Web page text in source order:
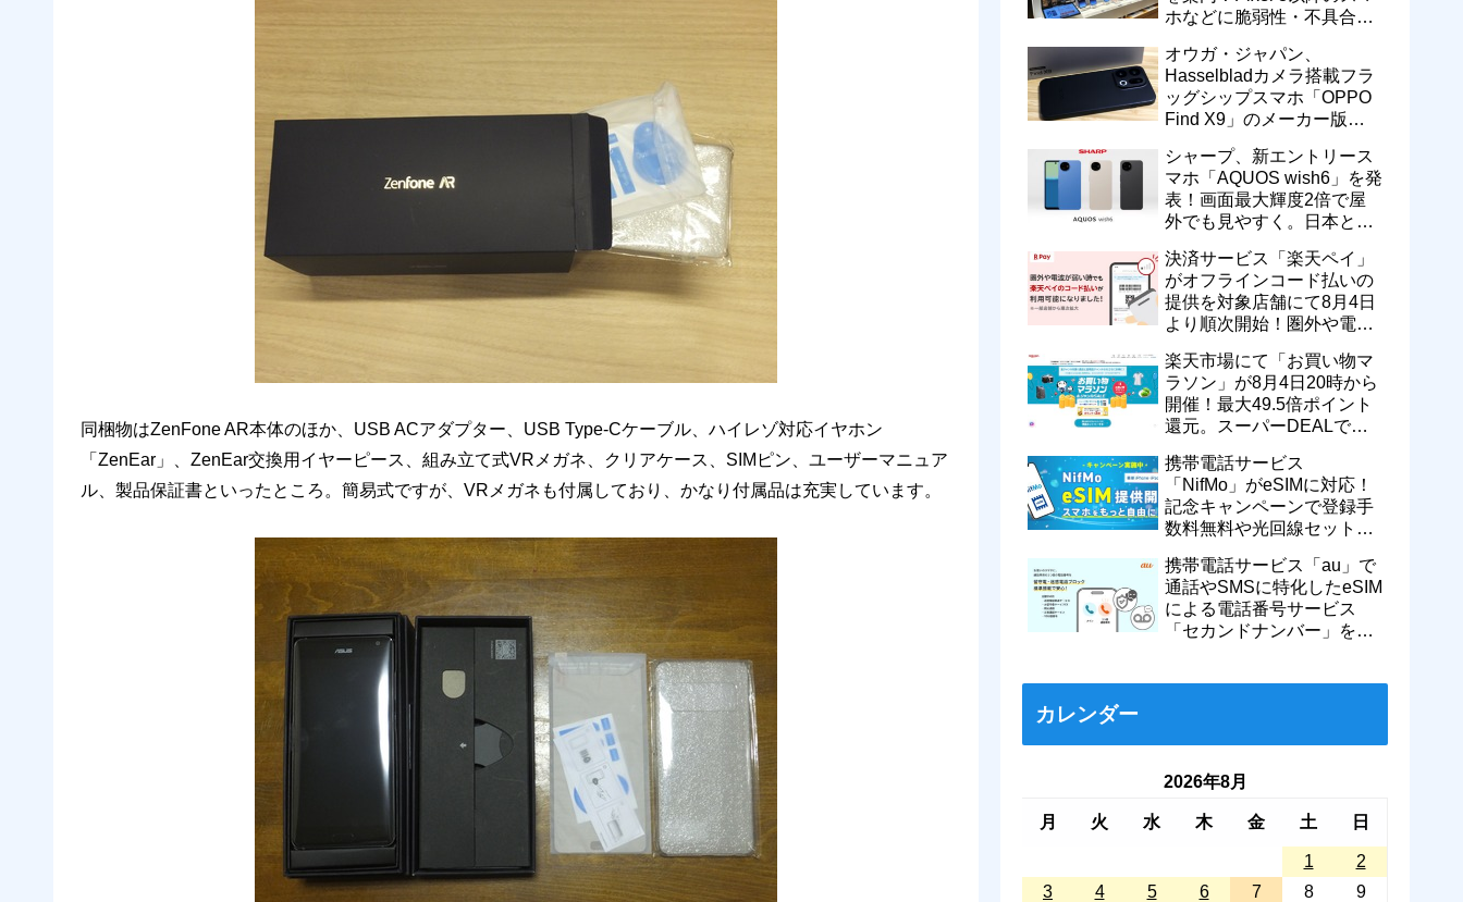
同梱物はZenFone AR本体のほか、USB ACアダプター、USB Type-Cケーブル、ハイレゾ対応イヤホン
「ZenEar」、ZenEar交換用イヤーピース、組み立て式VRメガネ、クリアケース、SIMピン、ユーザーマニュア
ル、製品保証書といったところ。簡易式ですが、VRメガネも付属しており、かなり付属品は充実しています。
ホなどに脆弱性・不具合の
新が提供開始
オウガ・ジャパン、
Hasselbladカメラ搭載フラ
ッグシップスマホ「OPPO
Find X9」のメーカー版
げ！15万9800円に
シャープ、新エントリース
マホ「AQUOS wish6」を発
表！画面最大輝度2倍で屋
外でも見やすく。日本と台
売
決済サービス「楽天ペイ」
がオフラインコード払いの
提供を対象店舗にて8月4日
より順次開始！圏外や電波
に
楽天市場にて「お買い物マ
ラソン」が8月4日20時から
開催！最大49.5倍ポイント
還元。スーパーDEALで
など
携帯電話サービス
「NifMo」がeSIMに対応！
記念キャンペーンで登録手
数料無料や光回線セットで
770円割引に
携帯電話サービス「au」で
通話やSMSに特化したeSIM
による電話番号サービス
「セカンドナンバー」を提
カレンダー
2026年8月
月 火 水 木 金 土 日
1
2
3
4 5 6 7 8 9